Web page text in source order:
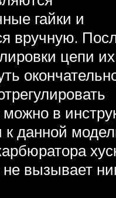
гайки и
вручную.
цепи
в
к данной
вызывает